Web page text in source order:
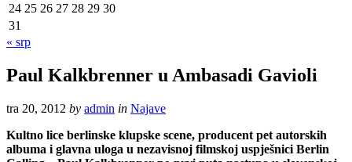
24 25 26 27 28 29 30
31
« srp
Paul Kalkbrenner u Ambasadi Gavioli
tra 20, 2012 by admin in Najave
Kultno lice berlinske klupske scene, producent pet autorskih
albuma i glavna uloga u nezavisnoj filmskoj uspješnici Berlin